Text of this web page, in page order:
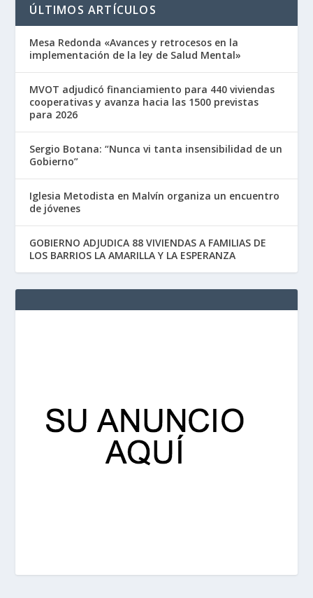
ÚLTIMOS ARTÍCULOS
Mesa Redonda «Avances y retrocesos en la
implementación de la ley de Salud Mental»
MVOT adjudicó financiamiento para 440 viviendas
cooperativas y avanza hacia las 1500 previstas
para 2026
Sergio Botana: “Nunca vi tanta insensibilidad de un
Gobierno”
Iglesia Metodista en Malvín organiza un encuentro
de jóvenes
GOBIERNO ADJUDICA 88 VIVIENDAS A FAMILIAS DE
LOS BARRIOS LA AMARILLA Y LA ESPERANZA